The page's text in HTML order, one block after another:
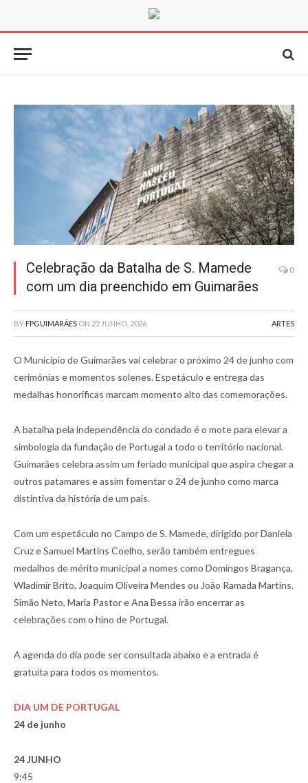
Celebração da Batalha de S. Mamede
com um dia preenchido em Guimarães
0
BY FPGUIMARÃES ON 22 JUNHO, 2026 ARTES
O Município de Guimarães vai celebrar o próximo 24 de junho com
cerimónias e momentos solenes. Espetáculo e entrega das
medalhas honoríficas marcam momento alto das comemorações.
A batalha pela independência do condado é o mote para elevar a
simbologia da fundação de Portugal a todo o território nacional.
Guimarães celebra assim um feriado municipal que aspira chegar a
outros patamares e assim fomentar o 24 de junho como marca
distintiva da história de um país.
Com um espetáculo no Campo de S. Mamede, dirigido por Daniela
Cruz e Samuel Martins Coelho, serão também entregues
medalhos de mérito municipal a nomes como Domingos Bragança,
Wladimir Brito, Joaquim Oliveira Mendes ou João Ramada Martins.
Simão Neto, Maria Pastor e Ana Bessa irão encerrar as
celebrações com o hino de Portugal.
A agenda do dia pode ser consultada abaixo e a entrada é
gratuita para todos os momentos.
DIA UM DE PORTUGAL
24 de junho
24 JUNHO
9:45